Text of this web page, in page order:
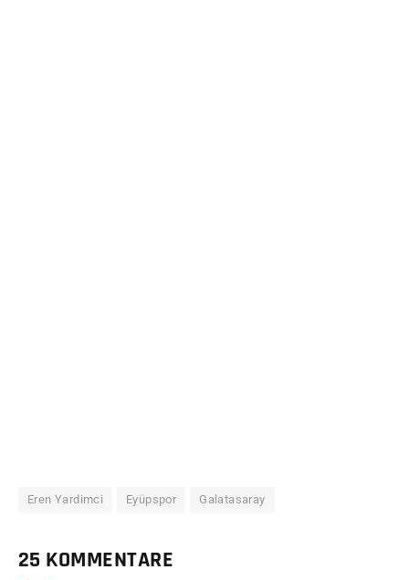
Eren Yardimci Eyüpspor Galatasaray
25 KOMMENTARE